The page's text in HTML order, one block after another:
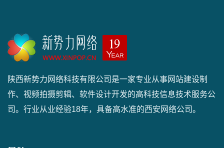
陕西新势力网络科技有限公司是一家专业从事网站建设制
作、视频拍摄剪辑、软件设计开发的高科技信息技术服务公
司。行业从业经验18年，具备高水准的西安网络公司。